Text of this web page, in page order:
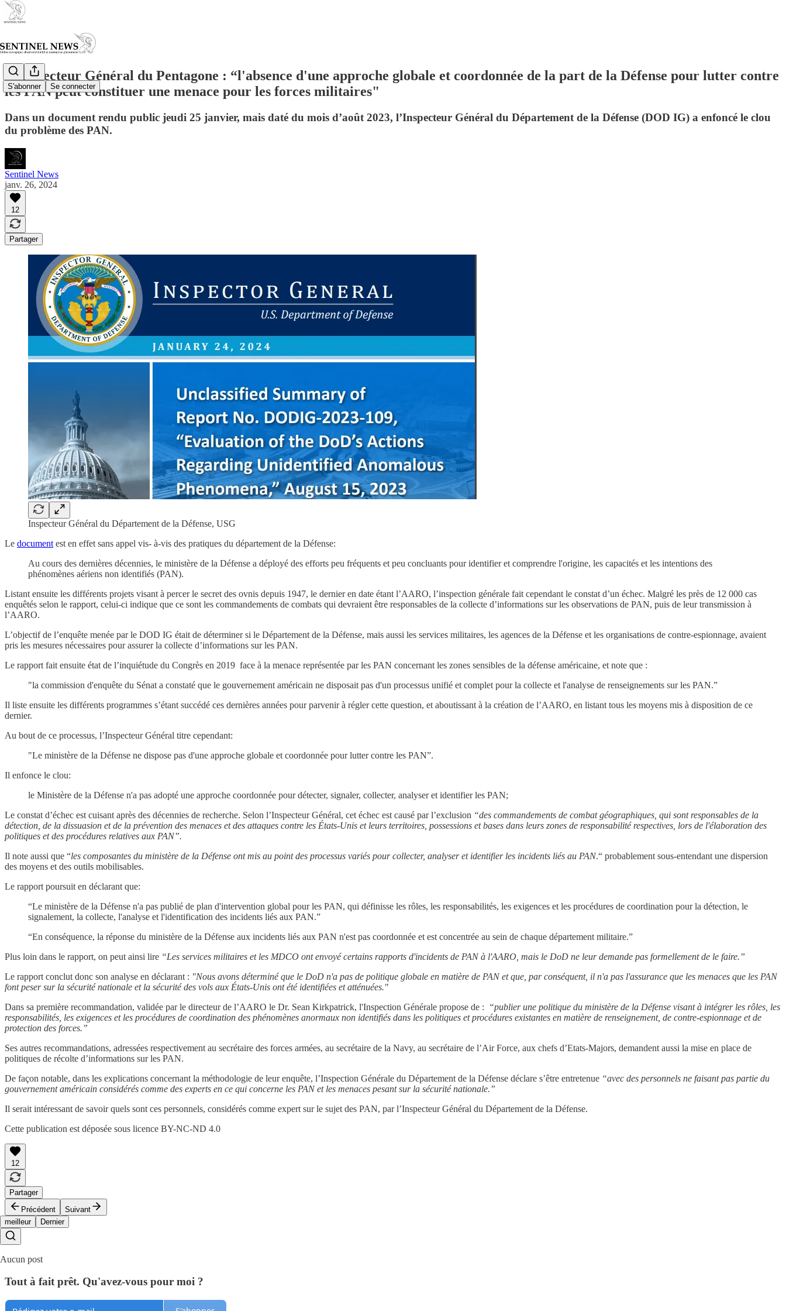
S'abonner Se connecter
L’Inspecteur Général du Pentagone : “l'absence d'une approche globale et coordonnée de la part de la Défense pour lutter contre
les PAN peut constituer une menace pour les forces militaires"
Dans un document rendu public jeudi 25 janvier, mais daté du mois d’août 2023, l’Inspecteur Général du Département de la Défense (DOD IG) a enfoncé le clou
du problème des PAN.
Sentinel News
janv. 26, 2024
12
Partager
Inspecteur Général du Département de la Défense, USG
Le document est en effet sans appel vis- à-vis des pratiques du département de la Défense:
Au cours des dernières décennies, le ministère de la Défense a déployé des efforts peu fréquents et peu concluants pour identifier et comprendre l'origine, les capacités et les intentions des
phénomènes aériens non identifiés (PAN).
Listant ensuite les différents projets visant à percer le secret des ovnis depuis 1947, le dernier en date étant l’AARO, l’inspection générale fait cependant le constat d’un échec. Malgré les près de 12 000 cas
enquêtés selon le rapport, celui-ci indique que ce sont les commandements de combats qui devraient être responsables de la collecte d’informations sur les observations de PAN, puis de leur transmission à
l’AARO.
L’objectif de l’enquête menée par le DOD IG était de déterminer si le Département de la Défense, mais aussi les services militaires, les agences de la Défense et les organisations de contre-espionnage, avaient
pris les mesures nécessaires pour assurer la collecte d’informations sur les PAN.
Le rapport fait ensuite état de l’inquiétude du Congrès en 2019 face à la menace représentée par les PAN concernant les zones sensibles de la défense américaine, et note que :
"la commission d'enquête du Sénat a constaté que le gouvernement américain ne disposait pas d'un processus unifié et complet pour la collecte et l'analyse de renseignements sur les PAN.”
Il liste ensuite les différents programmes s’étant succédé ces dernières années pour parvenir à régler cette question, et aboutissant à la création de l’AARO, en listant tous les moyens mis à disposition de ce
dernier.
Au bout de ce processus, l’Inspecteur Général titre cependant:
"Le ministère de la Défense ne dispose pas d'une approche globale et coordonnée pour lutter contre les PAN”.
Il enfonce le clou:
le Ministère de la Défense n'a pas adopté une approche coordonnée pour détecter, signaler, collecter, analyser et identifier les PAN;
Le constat d’échec est cuisant après des décennies de recherche. Selon l’Inspecteur Général, cet échec est causé par l’exclusion “des commandements de combat géographiques, qui sont responsables de la
détection, de la dissuasion et de la prévention des menaces et des attaques contre les États-Unis et leurs territoires, possessions et bases dans leurs zones de responsabilité respectives, lors de l'élaboration des
politiques et des procédures relatives aux PAN”.
Il note aussi que “les composantes du ministère de la Défense ont mis au point des processus variés pour collecter, analyser et identifier les incidents liés au PAN.“ probablement sous-entendant une dispersion
des moyens et des outils mobilisables.
Le rapport poursuit en déclarant que:
“Le ministère de la Défense n'a pas publié de plan d'intervention global pour les PAN, qui définisse les rôles, les responsabilités, les exigences et les procédures de coordination pour la détection, le
signalement, la collecte, l'analyse et l'identification des incidents liés aux PAN.”
“En conséquence, la réponse du ministère de la Défense aux incidents liés aux PAN n'est pas coordonnée et est concentrée au sein de chaque département militaire.”
Plus loin dans le rapport, on peut ainsi lire “Les services militaires et les MDCO ont envoyé certains rapports d'incidents de PAN à l'AARO, mais le DoD ne leur demande pas formellement de le faire.”
Le rapport conclut donc son analyse en déclarant : "Nous avons déterminé que le DoD n'a pas de politique globale en matière de PAN et que, par conséquent, il n'a pas l'assurance que les menaces que les PAN
font peser sur la sécurité nationale et la sécurité des vols aux États-Unis ont été identifiées et atténuées."
Dans sa première recommandation, validée par le directeur de l’AARO le Dr. Sean Kirkpatrick, l'Inspection Générale propose de :
“publier une politique du ministère de la Défense visant à intégrer les rôles, les
responsabilités, les exigences et les procédures de coordination des phénomènes anormaux non identifiés dans les politiques et procédures existantes en matière de renseignement, de contre-espionnage et de
protection des forces.”
Ses autres recommandations, adressées respectivement au secrétaire des forces armées, au secrétaire de la Navy, au secrétaire de l’Air Force, aux chefs d’Etats-Majors, demandent aussi la mise en place de
politiques de récolte d’informations sur les PAN.
De façon notable, dans les explications concernant la méthodologie de leur enquête, l’Inspection Générale du Département de la Défense déclare s’être entretenue “avec des personnels ne faisant pas partie du
gouvernement américain considérés comme des experts en ce qui concerne les PAN et les menaces pesant sur la sécurité nationale.”
Il serait intéressant de savoir quels sont ces personnels, considérés comme expert sur le sujet des PAN, par l’Inspecteur Général du Département de la Défense.
Cette publication est déposée sous licence BY-NC-ND 4.0
12
Partager
Précédent
Suivant
meilleur
Dernier
Aucun post
Tout à fait prêt. Qu'avez-vous pour moi ?